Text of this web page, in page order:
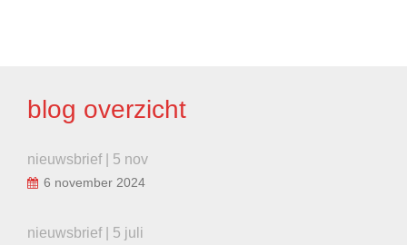
blog overzicht
nieuwsbrief | 5 nov
6 november 2024
nieuwsbrief | 5 juli